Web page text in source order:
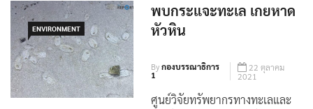
ENVIRONMENT
พบกระแจะทะเล เกยหาด
หัวหิน
Byกองบรรณาธิการ
1
22 ตุลาคม
2021
ศูนย์วิจัยทรัพยากรทางทะเลและ